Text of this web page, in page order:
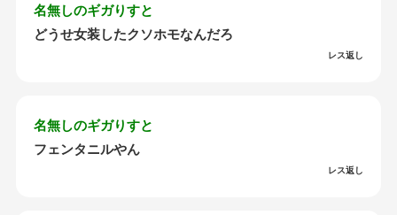
名無しのギガりすと
どうせ女装したクソホモなんだろ
レス返し
名無しのギガりすと
フェンタニルやん
レス返し